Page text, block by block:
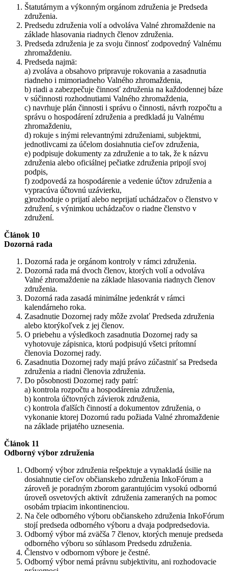
Štatutárnym a výkonným orgánom združenia je Predseda
združenia.
Predsedu združenia volí a odvoláva Valné zhromaždenie na
základe hlasovania riadnych členov združenia.
Predseda združenia je za svoju činnosť zodpovedný Valnému
zhromaždeniu.
Predseda najmä:
a) zvoláva a obsahovo pripravuje rokovania a zasadnutia
riadneho i mimoriadneho Valného zhromaždenia,
b) riadi a zabezpečuje činnosť združenia na každodennej báze
v súčinnosti rozhodnutiami Valného zhromaždenia,
c) navrhuje plán činnosti i správu o činnosti, návrh rozpočtu a
správu o hospodárení združenia a predkladá ju Valnému
zhromaždeniu,
d) rokuje s inými relevantnými združeniami, subjektmi,
jednotlivcami za účelom dosiahnutia cieľov združenia,
e) podpisuje dokumenty za združenie a to tak, že k názvu
združenia alebo oficiálnej pečiatke združenia pripojí svoj
podpis,
f) zodpovedá za hospodárenie a vedenie účtov združenia a
vypracúva účtovnú uzávierku,
g)rozhoduje o prijatí alebo neprijatí uchádzačov o členstvo v
združení, s výnimkou uchádzačov o riadne členstvo v
združení.
Článok 10
Dozorná rada
Dozorná rada je orgánom kontroly v rámci združenia.
Dozorná rada má dvoch členov, ktorých volí a odvoláva
Valné zhromaždenie na základe hlasovania riadnych členov
združenia.
Dozorná rada zasadá minimálne jedenkrát v rámci
kalendárneho roka.
Zasadnutie Dozornej rady môže zvolať Predseda združenia
alebo ktorýkoľvek z jej členov.
O priebehu a výsledkoch zasadnutia Dozornej rady sa
vyhotovuje zápisnica, ktorú podpisujú všetci prítomní
členovia Dozornej rady.
Zasadnutia Dozornej rady majú právo zúčastniť sa Predseda
združenia a riadni členovia združenia.
Do pôsobnosti Dozornej rady patrí:
a) kontrola rozpočtu a hospodárenia združenia,
b) kontrola účtovných závierok združenia,
c) kontrola ďalších činností a dokumentov združenia, o
vykonanie ktorej Dozornú radu požiada Valné zhromaždenie
na základe prijatého uznesenia.
Článok 11
Odborný výbor združenia
Odborný výbor združenia rešpektuje a vynakladá úsilie na
dosiahnutie cieľov občianskeho združenia InkoFórum a
zároveň je poradným zborom garantujúcim vysokú odbornú
úroveň osvetových aktivít združenia zameraných na pomoc
osobám trpiacim inkontinenciou.
Na čele odborného výboru občianskeho združenia InkoFórum
stojí predseda odborného výboru a dvaja podpredsedovia.
Odborný výbor má zväčša 7 členov, ktorých menuje predseda
odborného výboru so súhlasom Predsedu združenia.
Členstvo v odbornom výbore je čestné.
Odborný výbor nemá právnu subjektivitu, ani rozhodovacie